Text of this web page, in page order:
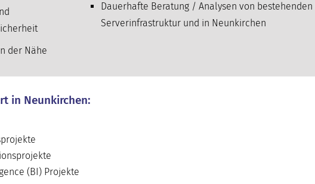
der Nähe
Dauerhafte Beratung / Analysen von bestehenden
Serverinfrastruktur und in Neunkirchen
in Neunkirchen:
(BI) Projekte